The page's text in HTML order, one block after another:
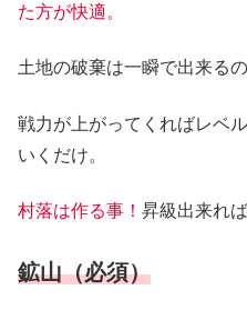
た方が快適。
土地の破棄は一瞬で出来る
戦力が上がってくればレベ
いくだけ。
村落は作る事！ 昇級出来れ
鉱山（必須）